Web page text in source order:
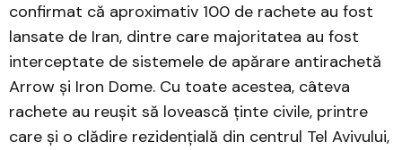
confirmat că aproximativ 100 de rachete au fost
lansate de Iran, dintre care majoritatea au fost
interceptate de sistemele de apărare antirachetă
Arrow și Iron Dome. Cu toate acestea, câteva
rachete au reușit să lovească ținte civile, printre
care și o clădire rezidențială din centrul Tel Avivului,